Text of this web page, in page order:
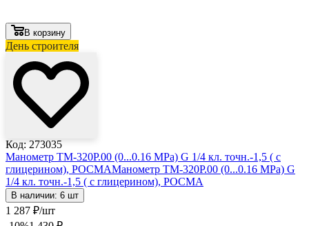
В корзину
День строителя
Код: 273035
Манометр ТМ-320Р.00 (0...0.16 МРа) G 1/4 кл. точн.-1,5 ( с
глицерином), РОСМАМанометр ТМ-320Р.00 (0...0.16 МРа) G
1/4 кл. точн.-1,5 ( с глицерином), РОСМА
В наличии: 6 шт
1 287 ₽/шт